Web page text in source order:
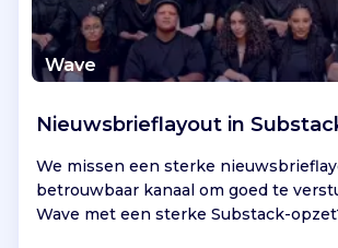
Wave
Nieuwsbrieflayout in
We missen een sterke
betrouwbaar kanaal om goed te
Wave met een sterke Substack-